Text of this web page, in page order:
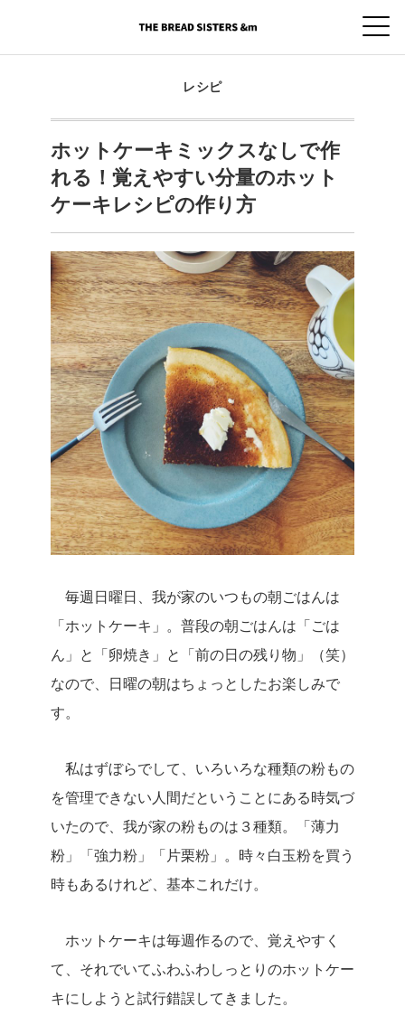
レシピ
ホットケーキミックスなしで作
れる！覚えやすい分量のホット
ケーキレシピの作り方
毎週日曜日、我が家のいつもの朝ごはんは
「ホットケーキ」。 普段の朝ごはんは「ごは
ん」と「卵焼き」と「前の日の残り物」（笑）
なので、日曜の朝はちょっとしたお楽しみで
す。
私はずぼらでして、いろいろな種類の粉もの
を管理できない人間だということにある時気づ
いたので、我が家の粉ものは３種類。「薄力
粉」「強力粉」「片栗粉」。時々白玉粉を買う
時もあるけれど、基本これだけ。
ホットケーキは毎週作るので、覚えやすく
て、それでいてふわふわしっとりのホットケー
キにしようと試行錯誤してきました。